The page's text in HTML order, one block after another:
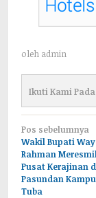
oleh admin
Ikuti Kami Pada
Navigasi
pos
Pos sebelumnya
Wakil Bupati
Rahman
Pusat Kerajinan
Pasundan
Tuba